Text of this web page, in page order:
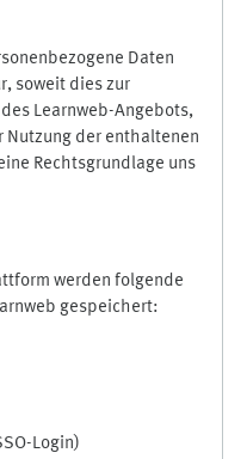
Daten
soweit dies zur
Learnweb-Angebots,
Nutzung der enthaltenen
Rechtsgrundlage uns
werden folgende
gespeichert:
Login)